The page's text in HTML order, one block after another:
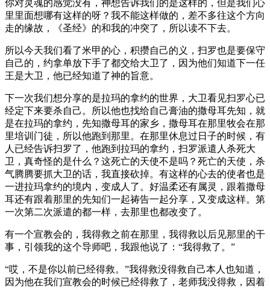
你对灵魂的感觉没有，神想告诉我们的是这样的，但是我们心
里里面想哪有这样的呀？我不能这样做的，差不多往这个方向
走的缘故，《圣经》的和我的冲突了，所以读不下去。
所以今天我们看了米甲的心，积攒自己的义，扫罗也是要保守
自己的，约拿单放下手了都交给大卫了，因为他们知道下一任
王是大卫，他已经知道了神的旨意。
下一次我们想分享的是拉玛的拿约的世界，大卫看见扫罗心已
经定下来要杀自己。所以他也找给自己膏油的撒母耳先知，就
是在拉玛的拿约，先知撒母耳的家乡，撒母耳在那里牧会在那
里培训门徒，所以他跑到那里。在那里休息过日子的时候，有
人已经告诉扫罗了，他跑到拉玛的拿约，扫罗派遣人杀死大
卫，真奇怪的是什么？这死亡的天使不是吗？死亡的天使，杀
气腾腾要抓大卫的话，我直接砍掉。有这样的心去的使者也是
一进拉玛拿约的境内，变成人了。好温柔还有属灵，跟着撒母
耳还有跟着那里的先知们一起祷告一起分享，又变成这样。第
一次第二次派遣的都一样，去那里也都改变了。
有一个宣教会的，我得救之前在那里，我得救以后见那里的干
事，引领我的这个导师吧，我跟他说了：“我得救了。”
“哎，不是你以前已经得救。”我得救没得救自己本人也知道，
因为他在我们宣教会的时候已经得救了，老师我没得救，因着